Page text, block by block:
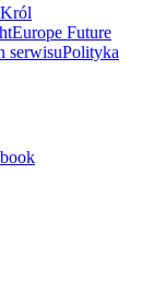
Europe Future
serwisuPolityka